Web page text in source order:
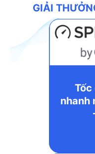
GIẢI
nhanh